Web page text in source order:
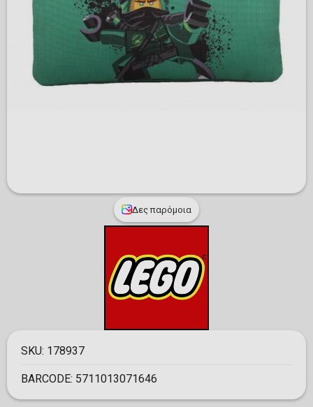
Δες παρόμοια
SKU: 178937
BARCODE: 5711013071646